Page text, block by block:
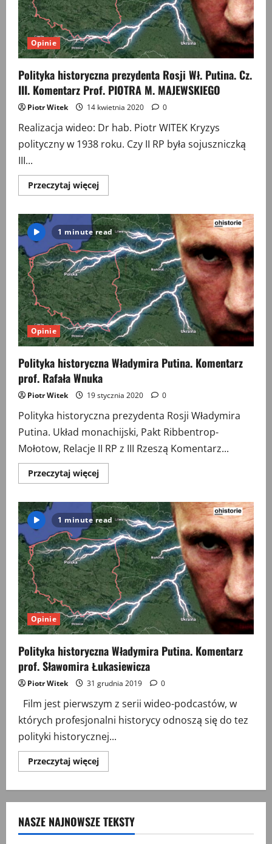
Opinie
Polityka historyczna prezydenta Rosji Wł. Putina. Cz.
III. Komentarz Prof. PIOTRA M. MAJEWSKIEGO
Piotr Witek 14 kwietnia 2020 0
Realizacja wideo: Dr hab. Piotr WITEK Kryzys
polityczny w 1938 roku. Czy II RP była sojuszniczką
III...
Przeczytaj więcejPrzeczytaj
więcej
historyczna
prezydenta
Rosji
Wł.
Putina.
Cz.
III.
Komentarz
Prof.
PIOTRA
M.
MAJEWSKIEGO
1 minute read
Opinie
Polityka historyczna Władymira Putina. Komentarz
prof. Rafała Wnuka
Piotr Witek 19 stycznia 2020 0
Polityka historyczna prezydenta Rosji Władymira
Putina. Układ monachijski, Pakt Ribbentrop-
Mołotow, Relacje II RP z III Rzeszą Komentarz...
Przeczytaj więcejPrzeczytaj
więcej
historyczna
Władymira
Putina.
Komentarz
prof.
Rafała
Wnuka
1 minute read
Opinie
Polityka historyczna Władymira Putina. Komentarz
prof. Sławomira Łukasiewicza
Piotr Witek 31 grudnia 2019 0
Film jest pierwszym z serii wideo-podcastów, w
których profesjonalni historycy odnoszą się do tez
polityki historycznej...
Przeczytaj więcejPrzeczytaj
więcej
Władymira
Komentarz
prof.
Sławomira
NASZE NAJNOWSZE TEKSTY